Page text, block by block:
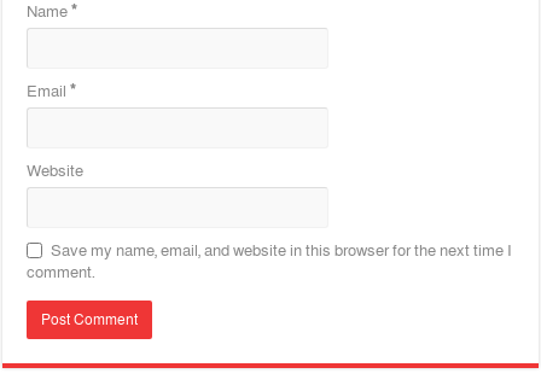
Name*
Email*
Website
Save my name, email, and website in this browser for the next time I
comment.